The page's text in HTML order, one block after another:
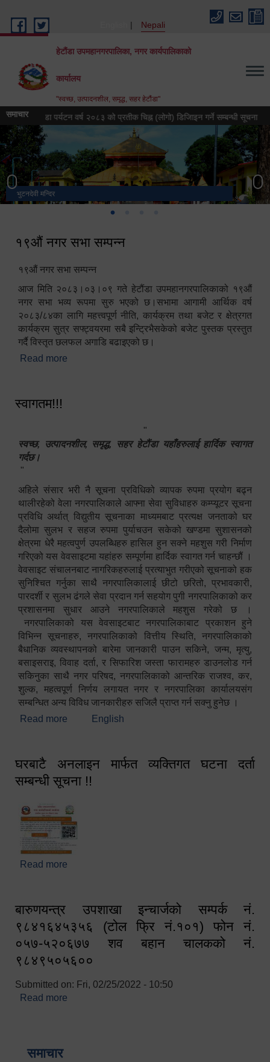
Nepali
हेटौंडा उपमहानगरपालिका, नगर कार्यपालिकाको
कार्यालय
"स्वच्छ, उत्पादनशील, समृद्ध, सहर हेटौंडा"
समाचार
हेटौंडा पर्यटन वर्ष २०८३ को प्रतीक चिह्न (लोगो) डिजिाइन गर्ने सम्बन्धी सूचना
भुटनदेवी मन्दिर
स्मारक
हेटौंडा उपमहानगरपालिका नगर कार्यपालिकाको कार्यालय
मनकामना डाँडाबाट देखिएको दृश्य
१९औं नगर सभा सम्पन्न
१९औं नगर सभा सम्पन्न
आज मिति २०८३।०३।०९ गते हेटौंडा उपमहानगरपालिकाको १९औं
नगर सभा भव्य रूपमा सुरु भएको छ।सभामा आगामी आर्थिक वर्ष
२०८३/८४का लागि महत्त्वपूर्ण नीति, कार्यक्रम तथा बजेट र क्षेत्रगत
कार्यक्रम सुत्र सफ्ट्वयरमा सबै इन्ट्रिभैसकेको बजेट पुस्तक प्रस्तुत
गर्दै विस्तृत छलफल अगाडि बढाइएको छ।
Read more
स्वागतम!!!
"
स्वच्छ, उत्पादनशील, समृद्ध, सहर हेटौंडा यहाँहरुलाई हार्दिक स्वागत
गर्दछ।
"
अहिले संसार भरी नै सूचना प्रविधिको व्यापक रुपमा प्रयोग बढ्न
थालीरहेको वेला नगरपालिकाले आफ्ना सेवा सुविधाहरु कम्प्यूटर सूचना
प्रविधि अर्थात् विद्युतीय सूचनाका माध्यमबाट प्रत्यक्ष जनताको घर
दैलोमा सुलभ र सहज रुपमा पुर्याचउन सकेको खण्डमा सुशासनको
क्षेत्रमा धेरै महत्वपुर्ण उपलब्धिहरु हासिल हुन सक्ने महशुस गरी निर्माण
गरिएको यस वेवसाइटमा यहांहरु सम्पूर्णमा हार्दिक स्वागत गर्न चाहन्छौं ।
वेवसाइट संचालनबाट नागरिकहरुलाई प्रत्याभुत गरीएको सूचनाको हक
सुनिश्चित गर्नुका साथै नगरपालिकालाई छीटो छरितो, प्रभावकारी,
पारदर्शी र सुलभ ढंगले सेवा प्रदान गर्न सहयोग पुगी नगरपालिकाको कर
प्रशासनमा सुधार आउने नगरपालिकाले महशुस गरेको छ ।
नगरपालिकाको यस वेवसाइटबाट नगरपालिकाबाट प्रकाशन हुने
विभिन्न सूचनाहरु, नगरपालिकाको वित्तीय स्थिति, नगरपालिकाको
बैधानिक व्यवस्थापनको बारेमा जानकारी पाउन सकिने, जन्म, मृत्यु,
बसाइसराइ, विवाह दर्ता, र सिफारिश जस्ता फारामहरु डाउनलोड गर्न
सकिनुका साथै नगर परिषद, नगरपालिकाको आन्तरिक राजश्व, कर,
शुल्क, महत्वपूर्ण निर्णय लगायत नगर र नगरपालिका कार्यालयसंग
सम्बन्धित अन्य विविध जानकारीहरु सजिलै प्राप्त गर्न सक्नु हुनेछ ।
Read more about स्वागतम!!!
English
घरबाटै अनलाइन मार्फत व्यक्तिगत घटना दर्ता
सम्बन्धी सूचना !!
Read more
बारुणयन्त्र उपशाखा इन्चार्जको सम्पर्क नं.
९८४१६४५३५६ (टोल फ्रि नं.१०१) फोन नं.
०५७-५२०६७७ शव बहान चालकको नं.
९८४९५०५६००
Submitted on: Fri, 02/25/2022 - 10:50
Read more
समाचार